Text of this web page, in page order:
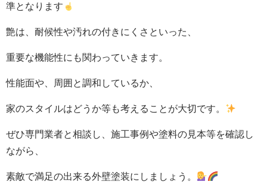
準となります
艶は、耐候性や汚れの付きにくさといった、
重要な機能性にも関わっていきます。
性能面や、周囲と調和しているか、
家のスタイルはどうか等も考えることが大切です。
ぜひ専門業者と相談し、施工事例や塗料の見本等を確認し
ながら、
素敵で満足の出来る外壁塗装にしましょう。